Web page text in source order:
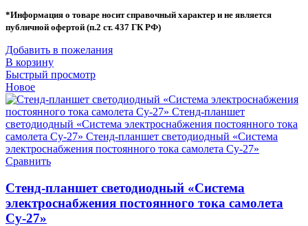
*Информация о товаре носит справочный характер и не является
публичной офертой (п.2 ст. 437 ГК РФ)
Добавить в пожелания
В корзину
Быстрый просмотр
Новое
Сравнить
Стенд-планшет светодиодный «Система
электроснабжения постоянного тока самолета
Су-27»